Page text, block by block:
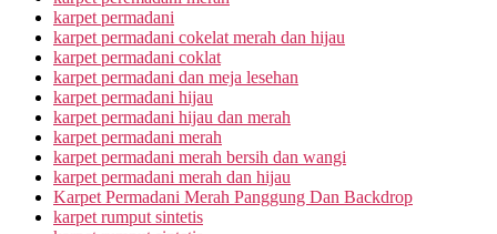
karpet permadani
karpet permadani cokelat merah dan hijau
karpet permadani coklat
karpet permadani dan meja lesehan
karpet permadani hijau
karpet permadani hijau dan merah
karpet permadani merah
karpet permadani merah bersih dan wangi
karpet permadani merah dan hijau
Karpet Permadani Merah Panggung Dan Backdrop
karpet rumput sintetis